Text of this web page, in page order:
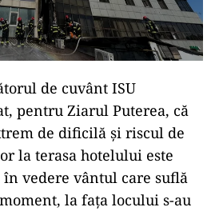
de cuvânt ISU
pentru Ziarul Puterea, că
de dificilă și riscul de
la terasa hotelului este
vedere vântul care suflă
la fața locului s-au